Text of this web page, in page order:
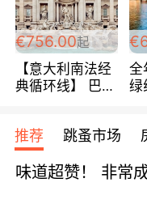
€756.00起
【意大利南法经
典循环线】 巴黎
宾馆 108欧/天起
全程756欧/位
全
绿
推荐 跳蚤市场
味道超赞！ 非常成